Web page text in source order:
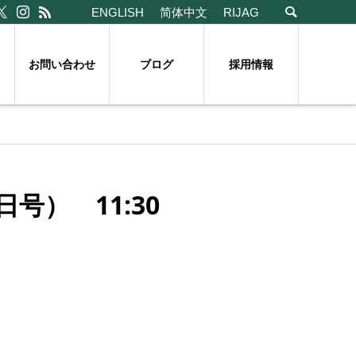
ENGLISH 简体中文 RIJAG
お問い合わせ ブログ 採用情報
号） 11:30